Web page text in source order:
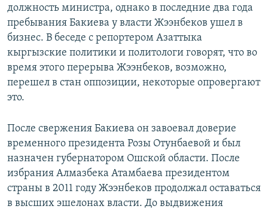
должность министра, однако в последние два года
пребывания Бакиева у власти Жээнбеков ушел в
бизнес. В беседе с репортером Азаттыка
кыргызские политики и политологи говорят, что во
время этого перерыва Жээнбеков, возможно,
перешел в стан оппозиции, некоторые опровергают
это.
После свержения Бакиева он завоевал доверие
временного президента Розы Отунбаевой и был
назначен губернатором Ошской области. После
избрания Алмазбека Атамбаева президентом
страны в 2011 году Жээнбеков продолжал оставаться
в высших эшелонах власти. До выдвижения